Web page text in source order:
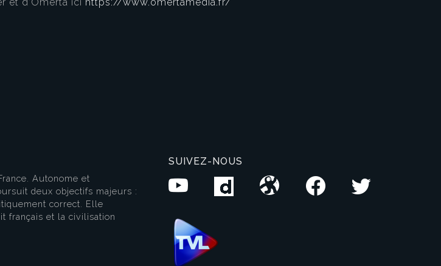
et d’Omerta ici https://www.omertamedia.fr/
Autonome et
deux objectifs majeurs :
correct. Elle
français et la civilisation
SUIVEZ-NOUS